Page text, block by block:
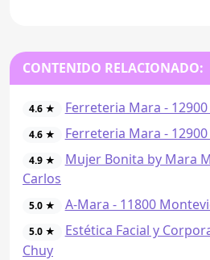
CONTENIDO RELACIONADO:
4.6 ★ Ferreteria Mara -
4.6 ★ Ferreteria Mara -
4.9 ★
Mujer Bonita by Mara
Carlos
5.0 ★ A-Mara - 11800
5.0 ★
Estética Facial y
Chuy